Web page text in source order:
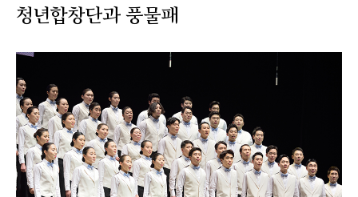
청년합창단과 풍물패